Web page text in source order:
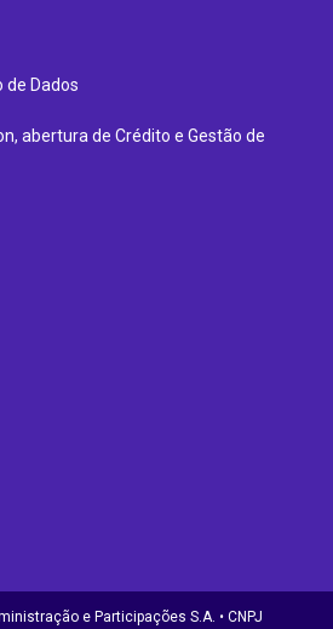
de Dados
abertura de Crédito e Gestão de
e Participações S.A. • CNPJ